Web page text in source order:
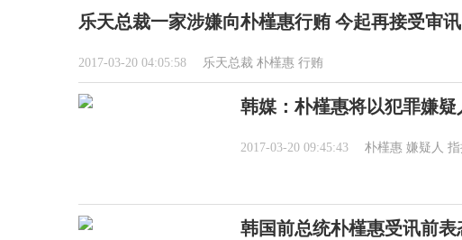
乐天总裁一家涉嫌向朴槿惠行贿 今起再接受审讯
2017-03-20 04:05:58 乐天总裁 朴槿惠 行贿
韩媒：朴槿惠将以犯罪嫌
2017-03-20 09:45:43 朴槿惠 嫌疑人
韩国前总统朴槿惠受讯前